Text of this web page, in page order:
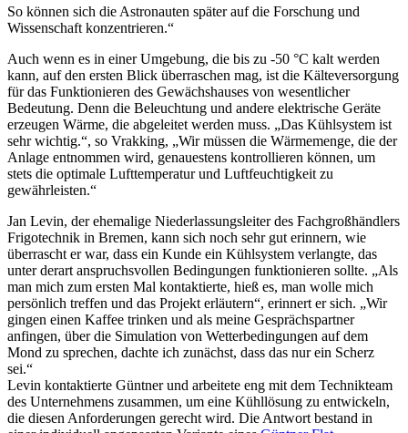
So können sich die Astronauten später auf die Forschung und
Wissenschaft konzentrieren.“
Auch wenn es in einer Umgebung, die bis zu -50 °C kalt werden
kann, auf den ersten Blick überraschen mag, ist die Kälteversorgung
für das Funktionieren des Gewächshauses von wesentlicher
Bedeutung. Denn die Beleuchtung und andere elektrische Geräte
erzeugen Wärme, die abgeleitet werden muss. „Das Kühlsystem ist
sehr wichtig.“, so Vrakking, „Wir müssen die Wärmemenge, die der
Anlage entnommen wird, genauestens kontrollieren können, um
stets die optimale Lufttemperatur und Luftfeuchtigkeit zu
gewährleisten.“
Jan Levin, der ehemalige Niederlassungsleiter des Fachgroßhändlers
Frigotechnik in Bremen, kann sich noch sehr gut erinnern, wie
überrascht er war, dass ein Kunde ein Kühlsystem verlangte, das
unter derart anspruchsvollen Bedingungen funktionieren sollte. „Als
man mich zum ersten Mal kontaktierte, hieß es, man wolle mich
persönlich treffen und das Projekt erläutern“, erinnert er sich. „Wir
gingen einen Kaffee trinken und als meine Gesprächspartner
anfingen, über die Simulation von Wetterbedingungen auf dem
Mond zu sprechen, dachte ich zunächst, dass das nur ein Scherz
sei.“
Levin kontaktierte Güntner und arbeitete eng mit dem Technikteam
des Unternehmens zusammen, um eine Kühllösung zu entwickeln,
die diesen Anforderungen gerecht wird. Die Antwort bestand in